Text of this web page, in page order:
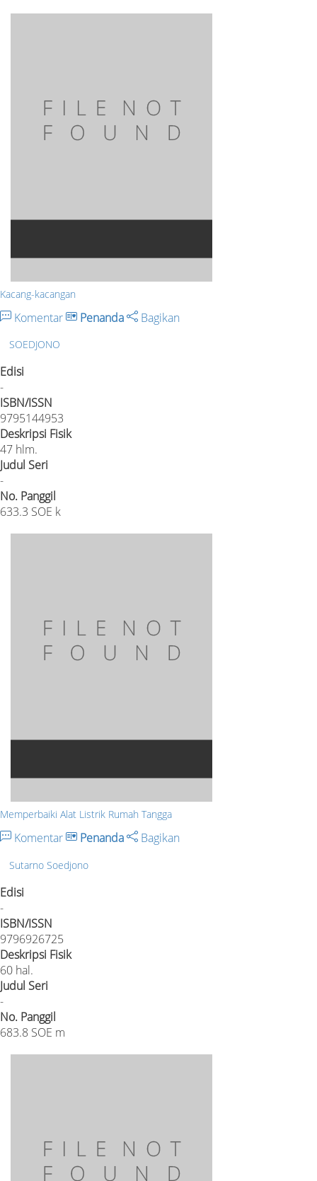
Kacang-kacangan
Komentar Penanda Bagikan
SOEDJONO
Edisi
-
ISBN/ISSN
9795144953
Deskripsi Fisik
47 hlm.
Judul Seri
-
No. Panggil
633.3 SOE k
Memperbaiki Alat Listrik Rumah Tangga
Komentar Penanda Bagikan
Sutarno Soedjono
Edisi
-
ISBN/ISSN
9796926725
Deskripsi Fisik
60 hal.
Judul Seri
-
No. Panggil
683.8 SOE m